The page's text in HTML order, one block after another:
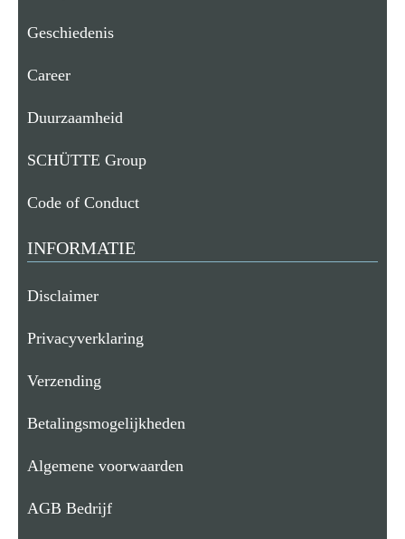
Geschiedenis
Career
Duurzaamheid
SCHÜTTE Group
Code of Conduct
INFORMATIE
Disclaimer
Privacyverklaring
Verzending
Betalingsmogelijkheden
Algemene voorwaarden
AGB Bedrijf